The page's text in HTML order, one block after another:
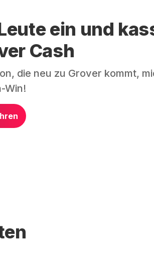
ein und
Cash
die neu zu Grover kommt,
Win!